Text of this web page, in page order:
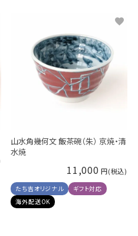
山水角幾何文 飯茶碗（朱） 京焼・清
水焼
11,000
たち吉オリジナル
ギフト対応
海外配送OK